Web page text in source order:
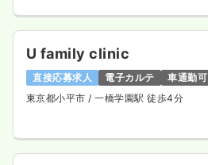
U family clinic
直接応募求人 電子カルテ
車通勤可
東京都小平市/ 一橋学園駅 徒歩4分